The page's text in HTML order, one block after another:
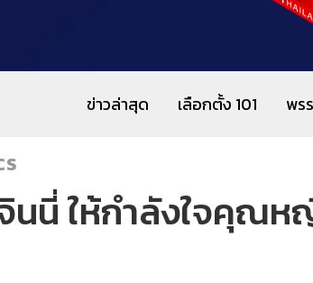
ข่าวล่าสุด เลือกตั้ง 101 พร
นี่ ให้กำลังใจคุณ